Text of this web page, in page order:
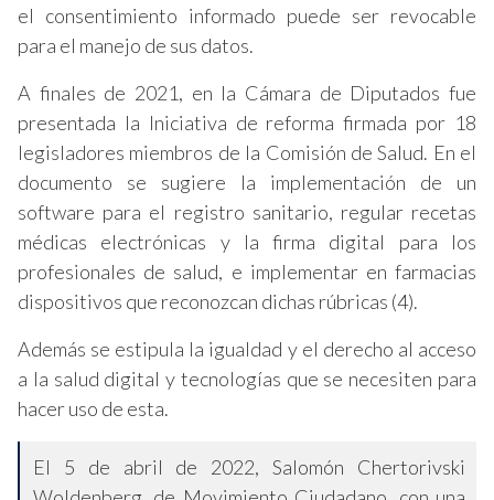
el consentimiento informado puede ser revocable
para el manejo de sus datos.
A finales de 2021, en la Cámara de Diputados fue
presentada la Iniciativa de reforma firmada por 18
legisladores miembros de la Comisión de Salud. En el
documento se sugiere la implementación de un
software para el registro sanitario, regular recetas
médicas electrónicas y la firma digital para los
profesionales de salud, e implementar en farmacias
dispositivos que reconozcan dichas rúbricas (4).
Además se estipula la igualdad y el derecho al acceso
a la salud digital y tecnologías que se necesiten para
hacer uso de esta.
El 5 de abril de 2022, Salomón Chertorivski